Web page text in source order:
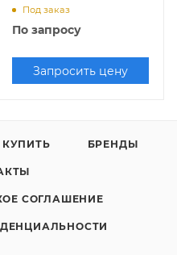
Ду50 тип 012F
Под заказ
По запросу
Запросить цену
КУПИТЬ БРЕНДЫ
СОГЛАШЕНИЕ